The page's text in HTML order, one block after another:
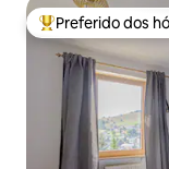
Entre os
Preferido dos